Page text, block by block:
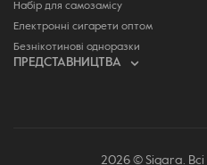
Набір для самозамісу
Електронні сигарети оптом
Безнікотинові одноразки
ПРЕДСТАВНИЦТВА
2026 © Sigara.